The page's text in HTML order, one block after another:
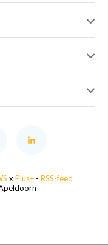
x Plus+ - RSS-feed